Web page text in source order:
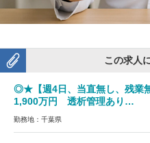
この求人
◎★【週4日、当直無し、残業
1,900万円 透析管理あり…
勤務地：千葉県